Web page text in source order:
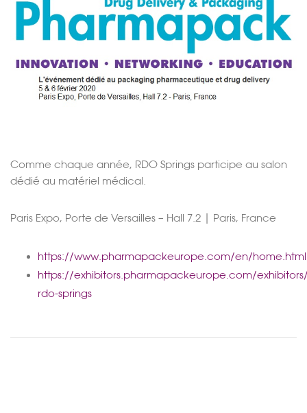
Comme chaque année, RDO Springs participe au salon
dédié au matériel médical.
Paris Expo, Porte de Versailles – Hall 7.2 | Paris, France
https://www.pharmapackeurope.com/en/home.html
https://exhibitors.pharmapackeurope.com/
rdo-springs